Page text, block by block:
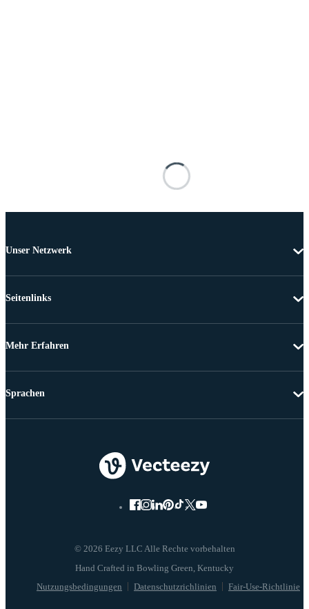
Unser Netzwerk
Seitenlinks
Mehr Erfahren
© 2026 Eezy LLC Alle Rechte vorbehalten
Nutzungsbedingungen Datenschutzrichlinien Fair-Use-Richtlinie
Sprachen